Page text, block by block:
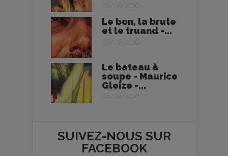
06/08/2026
Le bon, la brute
et le truand -...
06/08/2026
Le bateau à
soupe - Maurice
Gleize -...
06/08/2026
SUIVEZ-NOUS SUR
FACEBOOK